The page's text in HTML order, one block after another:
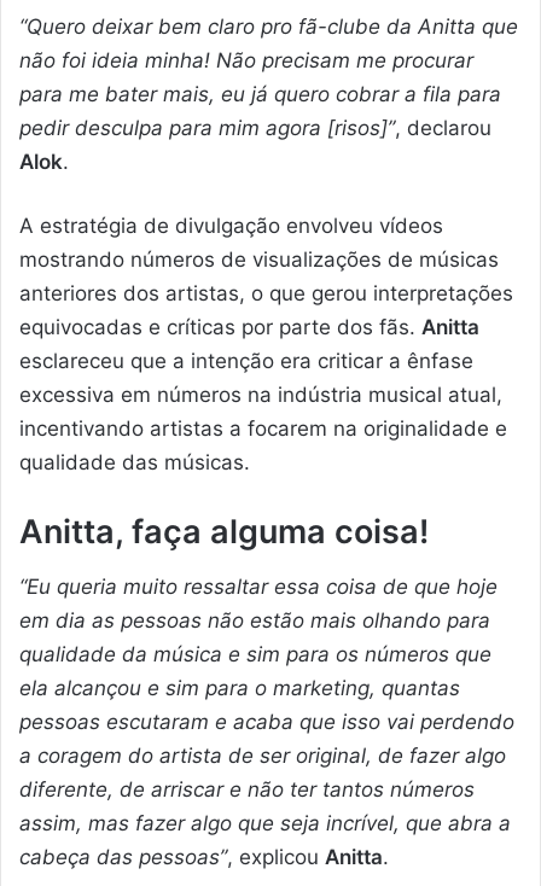
“Quero deixar bem claro pro fã-clube da Anitta que
não foi ideia minha! Não precisam me procurar
para me bater mais, eu já quero cobrar a fila para
pedir desculpa para mim agora [risos]”, declarou
Alok.
A estratégia de divulgação envolveu vídeos
mostrando números de visualizações de músicas
anteriores dos artistas, o que gerou interpretações
equivocadas e críticas por parte dos fãs. Anitta
esclareceu que a intenção era criticar a ênfase
excessiva em números na indústria musical atual,
incentivando artistas a focarem na originalidade e
qualidade das músicas.
Anitta, faça alguma coisa!
“Eu queria muito ressaltar essa coisa de que hoje
em dia as pessoas não estão mais olhando para
qualidade da música e sim para os números que
ela alcançou e sim para o marketing, quantas
pessoas escutaram e acaba que isso vai perdendo
a coragem do artista de ser original, de fazer algo
diferente, de arriscar e não ter tantos números
assim, mas fazer algo que seja incrível, que abra a
cabeça das pessoas”, explicou Anitta.